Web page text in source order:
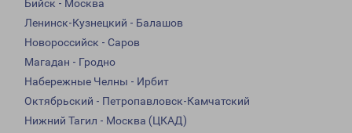
Бийск - Москва
Ленинск-Кузнецкий - Балашов
Новороссийск - Саров
Магадан - Гродно
Набережные Челны - Ирбит
Октябрьский - Петропавловск-Камчатский
Нижний Тагил - Москва (ЦКАД)